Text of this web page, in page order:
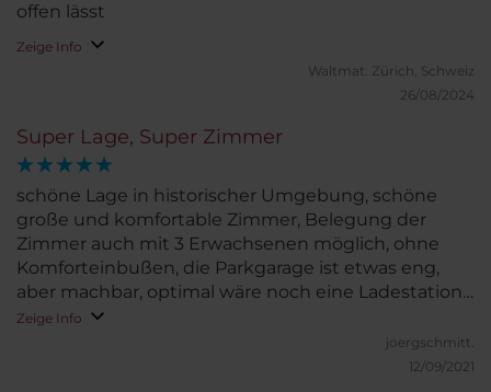
offen lässt
Zeige Info
Waltmat. Zürich, Schweiz
26/08/2024
Super Lage, Super Zimmer
schöne Lage in historischer Umgebung, schöne
große und komfortable Zimmer, Belegung der
Zimmer auch mit 3 Erwachsenen möglich, ohne
Komforteinbußen, die Parkgarage ist etwas eng,
aber machbar, optimal wäre noch eine Ladestation
für e-Fahrzeuge
Zeige Info
joergschmitt.
12/09/2021